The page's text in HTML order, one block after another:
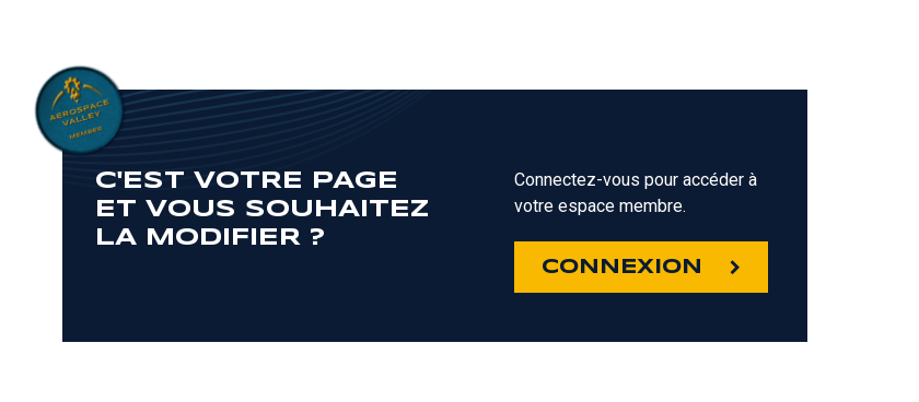
C'EST VOTRE PAGE
ET VOUS SOUHAITEZ
LA MODIFIER ?
Connectez-vous pour accéder à
votre espace membre.
CONNEXION